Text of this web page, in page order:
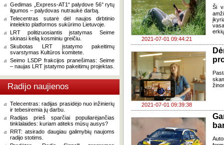
Gedimas „Express-AT1“ palydove 56° rytų
ilgumos – palydovas nutraukė darbą.
Telecentras sutarė dėl naujos dirbtinio
intelekto platformos sukūrimo Lietuvoje.
LRT politizuosiantis įstatymas Seime
skinasi kelią kosminiu greičiu.
Skubotas LRT įstatymo pakeitimų
svarstymas Kultūros komitete.
Seimo LSDP frakcijos pranešimas: Seime
– naujas LRT įstatymo pakeitimų projektas.
Radijo naujienos
Telecentras: radijas prasidėjo nuo inžinierių
ir tebesiremia jų darbu.
Radijas prieš sparčiai populiarėjančias
tinklalaides: kuriam atiteks mūsų ausys?
RRT: atsirado daugiau galimybių naujoms
radijo stotims.
2021-07-01 09:44:21
Ši
2021-07-01 09:39:38